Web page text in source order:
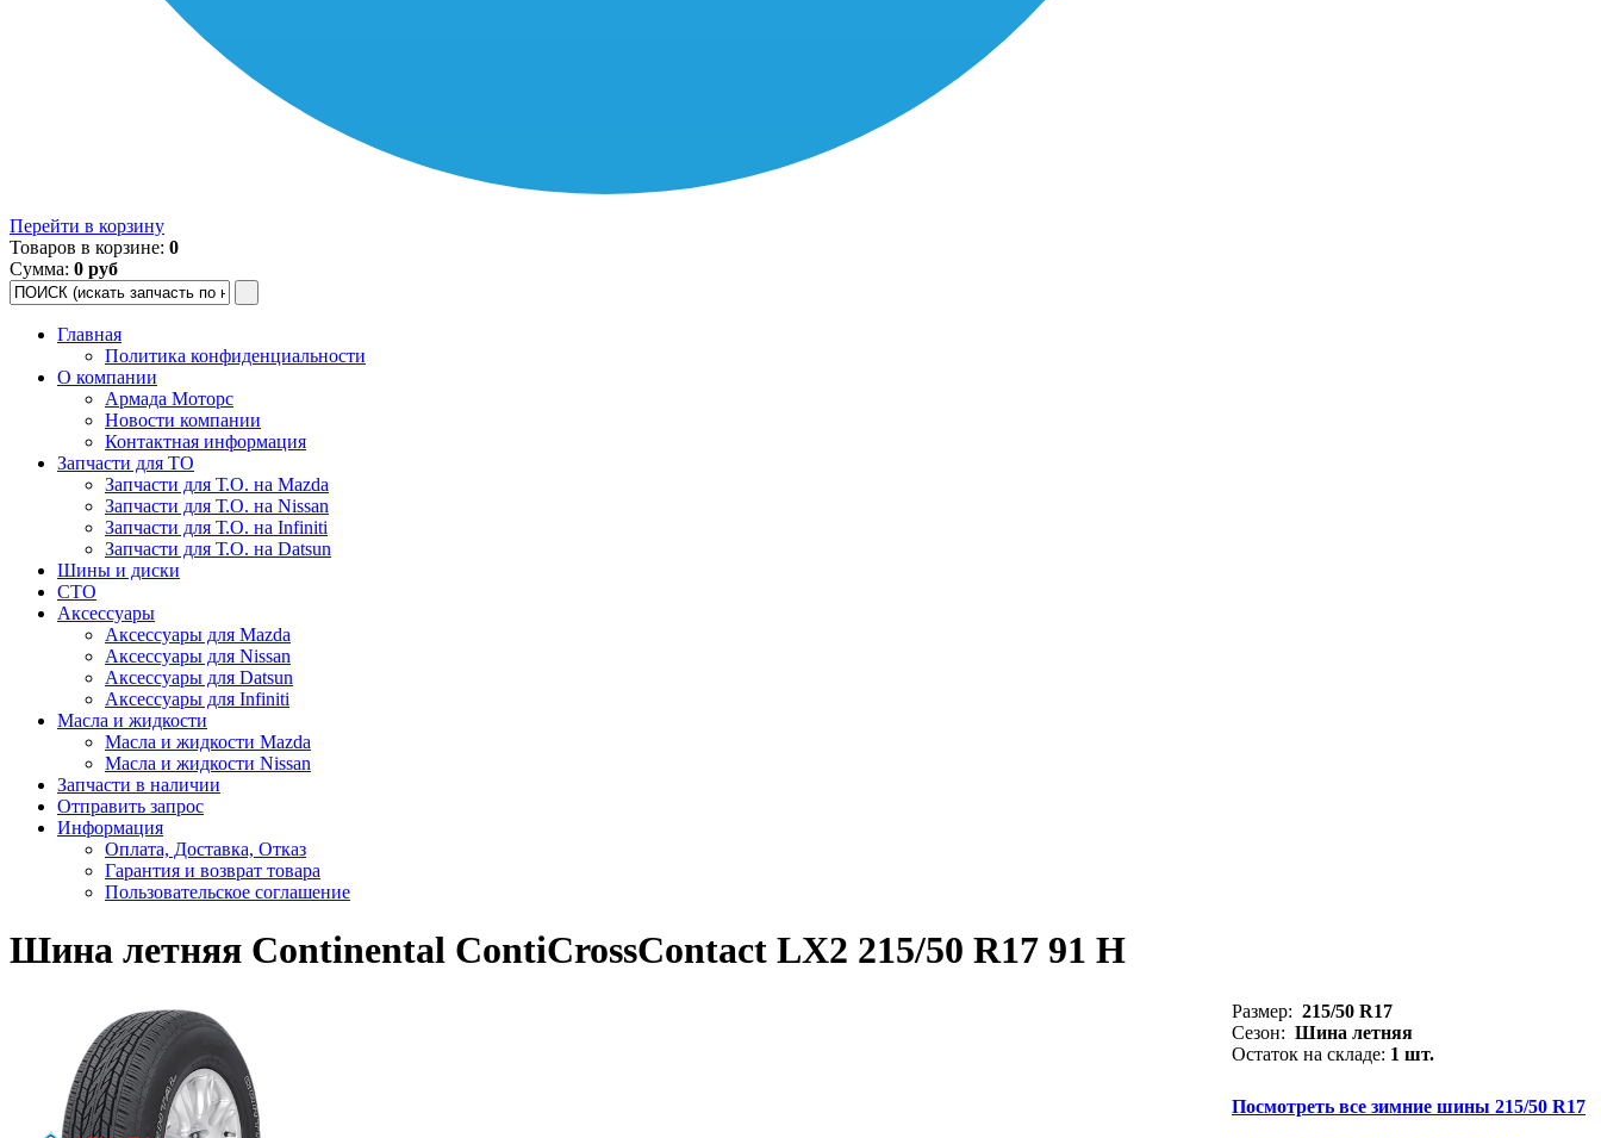
Перейти в корзину
Товаров в корзине: 0
Сумма: 0 руб
Главная
Политика конфиденциальности
О компании
Армада Моторс
Новости компании
Контактная информация
Запчасти для ТО
Запчасти для Т.О. на Mazda
Запчасти для Т.О. на Nissan
Запчасти для Т.О. на Infiniti
Запчасти для Т.О. на Datsun
Шины и диски
СТО
Аксессуары
Аксессуары для Mazda
Аксессуары для Nissan
Аксессуары для Datsun
Аксессуары для Infiniti
Масла и жидкости
Масла и жидкости Mazda
Масла и жидкости Nissan
Запчасти в наличии
Отправить запрос
Информация
Оплата, Доставка, Отказ
Гарантия и возврат товара
Пользовательское соглашение
Шина летняя Continental ContiCrossContact LX2 215/50 R17 91 H
Размер: 215/50 R17
Сезон: Шина летняя
Остаток на складе: 1 шт.
Посмотреть все зимние шины 215/50 R17